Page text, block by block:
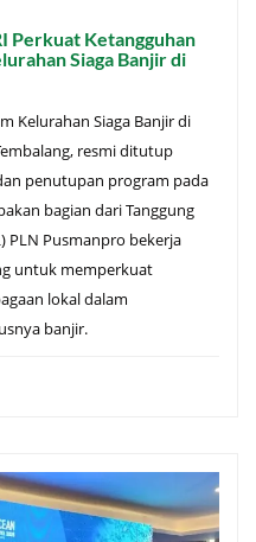
Perkuat Ketangguhan
Siaga Banjir di
Kelurahan Siaga Banjir di
resmi ditutup
penutupan program pada
bagian dari Tanggung
PLN Pusmanpro bekerja
untuk memperkuat
lokal dalam
banjir.